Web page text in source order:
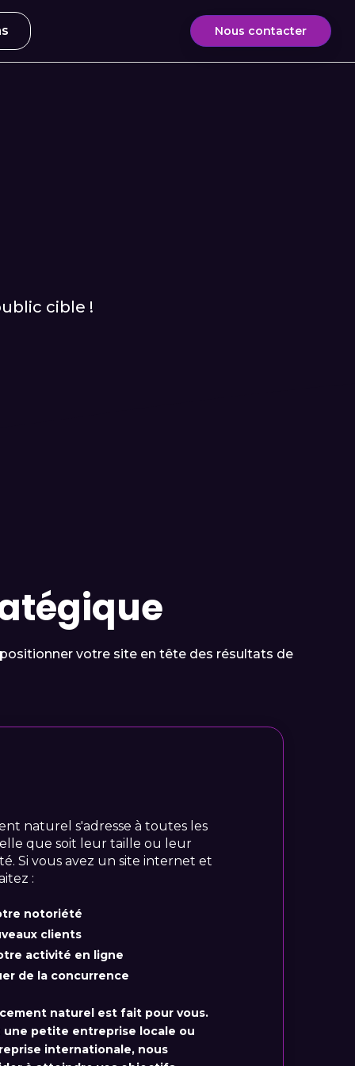
Nous contacter
cible !
votre site en tête des résultats de
naturel s'adresse à toutes les
que soit leur taille ou leur
Si vous avez un site internet et
:
notoriété
clients
activité en ligne
de la concurrence
naturel est fait pour vous.
une petite entreprise locale ou
internationale, nous